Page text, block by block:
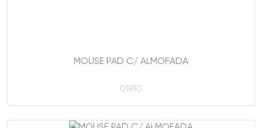
MOUSE PAD C/ ALMOFADA
01810